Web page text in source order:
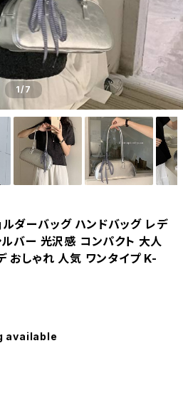
1/7
ダーバッグ ハンドバッグ レデ
バー 光沢感 コンパクト 大人
おしゃれ 人気 ワンタイプ K-
available